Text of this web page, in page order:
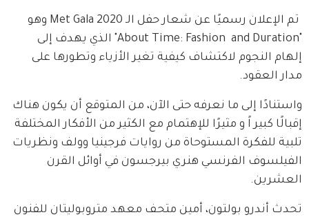
تم الإعلان رسميًا عن شعار حفل الـ Met Gala 2020 وهو
"About Time: Fashion  and Duration" الذي يهدف إلى
إلهام النجوم لاكتشاف كيفية تغير الأزياء وتطورها على
مدار العقود.
واستنادًا إلى ما نعرفه حتى الآن، من المتوقع أن يكون هناك
إقبالًا كبير اً و مثيرًا للإهتمام مع الكثير من الأفكار المختلفة
تلبية للفكرة المستوحاة من روايات فرجينيا وولف ونظريات
الفيلسوف الفرنسي هنري بيرجسون في أوائل القرن
العشرين.
تحدث أندرو بولتون، أمين متحف معهد متروبوليتان للفنون